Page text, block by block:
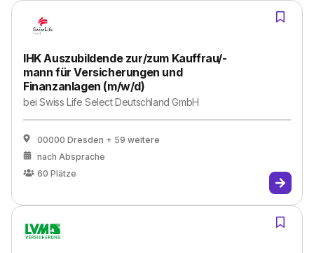
IHK Auszubildende zur/zum Kauffrau/-
mann für Versicherungen und
Finanzanlagen (m/w/d)
beiSwiss Life Select Deutschland GmbH
00000 Dresden + 59 weitere
nach Absprache
60 Plätze